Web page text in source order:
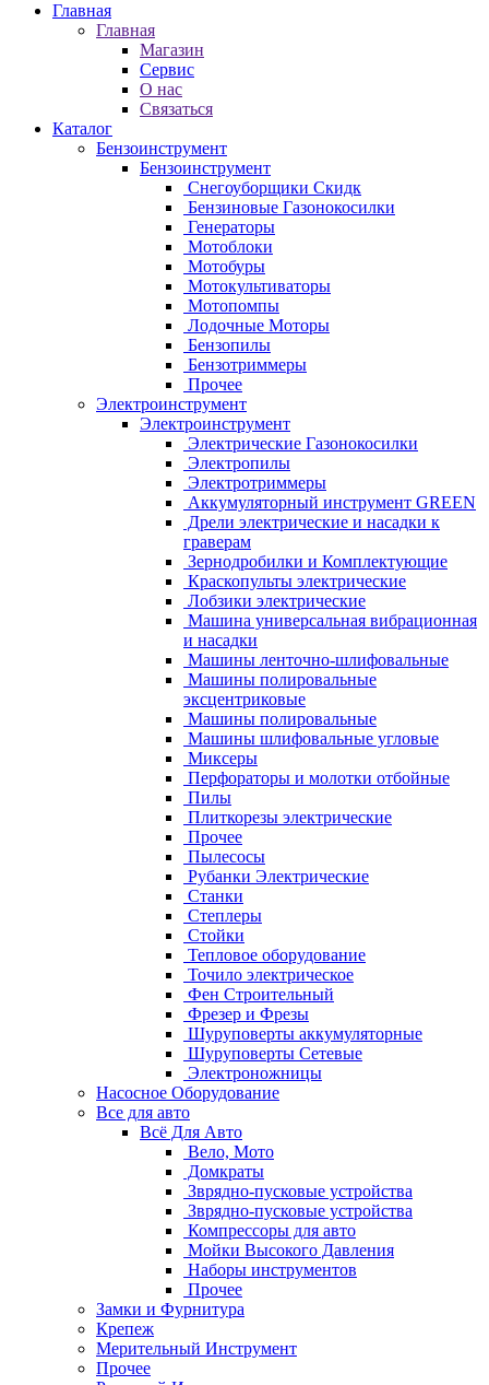
Главная
Главная
Магазин
Сервис
О нас
Связаться
Каталог
Бензоинструмент
Бензоинструмент
Снегоуборщики Скидк
Бензиновые Газонокосилки
Генераторы
Мотоблоки
Мотобуры
Мотокультиваторы
Мотопомпы
Лодочные Моторы
Бензопилы
Бензотриммеры
Прочее
Электроинструмент
Электроинструмент
Электрические Газонокосилки
Электропилы
Электротриммеры
Аккумуляторный инструмент GREEN
Дрели электрические и насадки к
граверам
Зернодробилки и Комплектующие
Краскопульты электрические
Лобзики электрические
Машина универсальная вибрационная
и насадки
Машины ленточно-шлифовальные
Машины полировальные
эксцентриковые
Машины полировальные
Машины шлифовальные угловые
Миксеры
Перфораторы и молотки отбойные
Пилы
Плиткорезы электрические
Прочее
Пылесосы
Рубанки Электрические
Станки
Степлеры
Стойки
Тепловое оборудование
Точило электрическое
Фен Строительный
Фрезер и Фрезы
Шуруповерты аккумуляторные
Шуруповерты Сетевые
Электроножницы
Насосное Оборудование
Все для авто
Всё Для Авто
Вело, Мото
Домкраты
Зврядно-пусковые устройства
Зврядно-пусковые устройства
Компрессоры для авто
Мойки Высокого Давления
Наборы инструментов
Прочее
Замки и Фурнитура
Крепеж
Мерительный Инструмент
Прочее